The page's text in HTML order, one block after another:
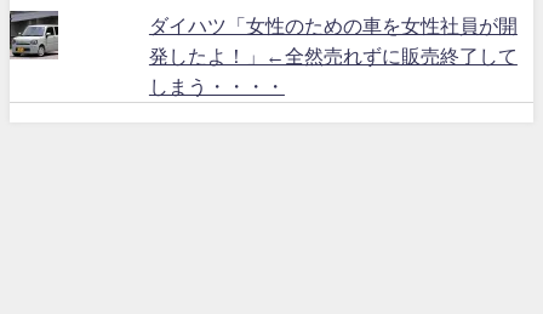
ダイハツ「女性のための車を女性社員が開
発したよ！」←全然売れずに販売終了して
しまう・・・・